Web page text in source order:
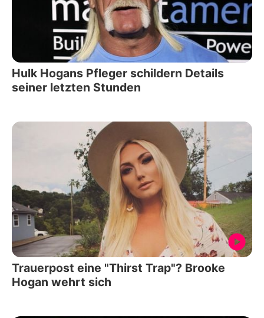
Hulk Hogans Pfleger schildern Details
seiner letzten Stunden
Trauerpost eine "Thirst Trap"? Brooke
Hogan wehrt sich